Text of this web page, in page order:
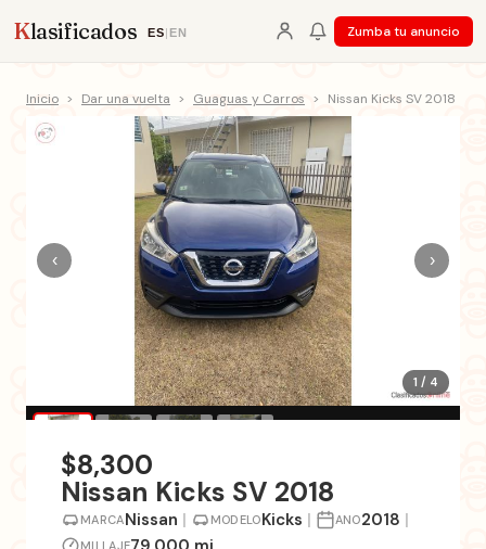
Klasificados ES| EN Zumba tu anuncio
Inicio > Dar una vuelta > Guaguas y Carros > Nissan Kicks SV 2018
1 / 4
‹ ›
$8,300
Nissan Kicks SV 2018
MARCANissan | MODELOKicks | ANO2018 |
MILLAJE